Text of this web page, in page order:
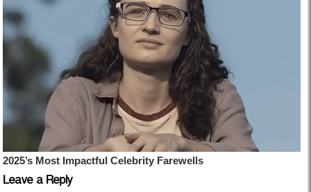
Leave a Reply